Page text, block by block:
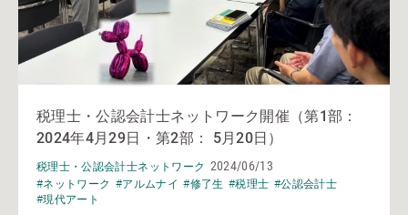
税理士・公認会計士ネットワーク開催（第1部：
2024年4月29日・第2部： 5月20日）
税理士・公認会計士ネットワーク 2024/06/13
#ネットワーク #アルムナイ #修了生 #税理士 #公認会計士
#現代アート